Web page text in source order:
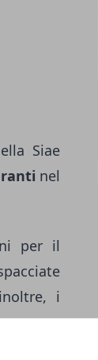
Siae
nel
per il
i
erano